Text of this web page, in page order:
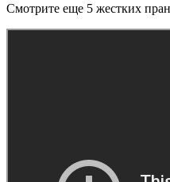
Смотрите еще 5 жестких